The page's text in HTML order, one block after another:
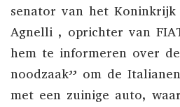
senator van het
Agnelli , oprichter van
hem te informeren over
noodzaak” om de
met een zuinige auto,